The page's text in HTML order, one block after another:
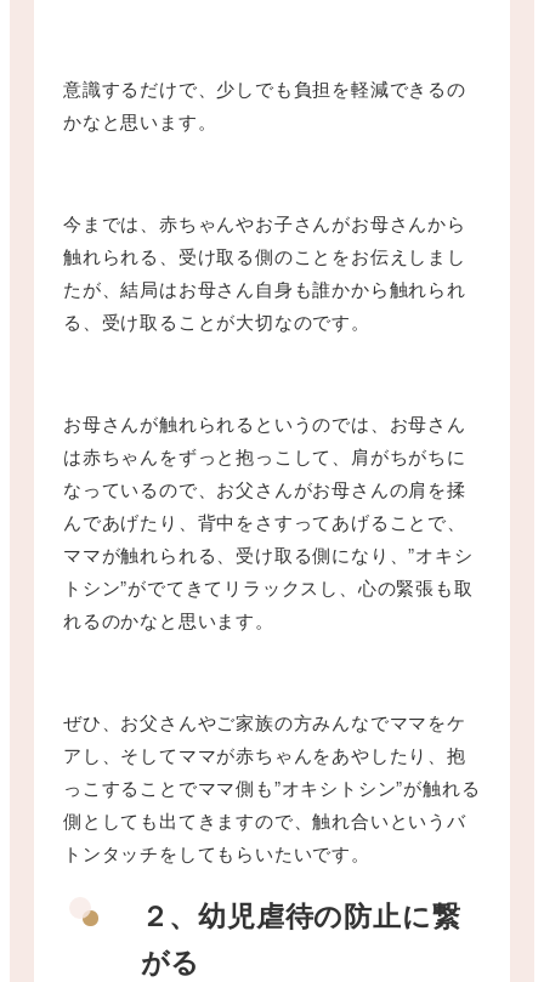
意識するだけで、少しでも負担を軽減できるの
かなと思います。
今までは、赤ちゃんやお子さんがお母さんから
触れられる、受け取る側のことをお伝えしまし
たが、結局はお母さん自身も誰かから触れられ
る、受け取ることが大切なのです。
お母さんが触れられるというのでは、お母さん
は赤ちゃんをずっと抱っこして、肩がちがちに
なっているので、お父さんがお母さんの肩を揉
んであげたり、背中をさすってあげることで、
ママが触れられる、受け取る側になり、”オキシ
トシン”がでてきてリラックスし、心の緊張も取
れるのかなと思います。
ぜひ、お父さんやご家族の方みんなでママをケ
アし、そしてママが赤ちゃんをあやしたり、抱
っこすることでママ側も”オキシトシン”が触れる
側としても出てきますので、触れ合いというバ
トンタッチをしてもらいたいです。
２、幼児虐待の防止に繋
がる